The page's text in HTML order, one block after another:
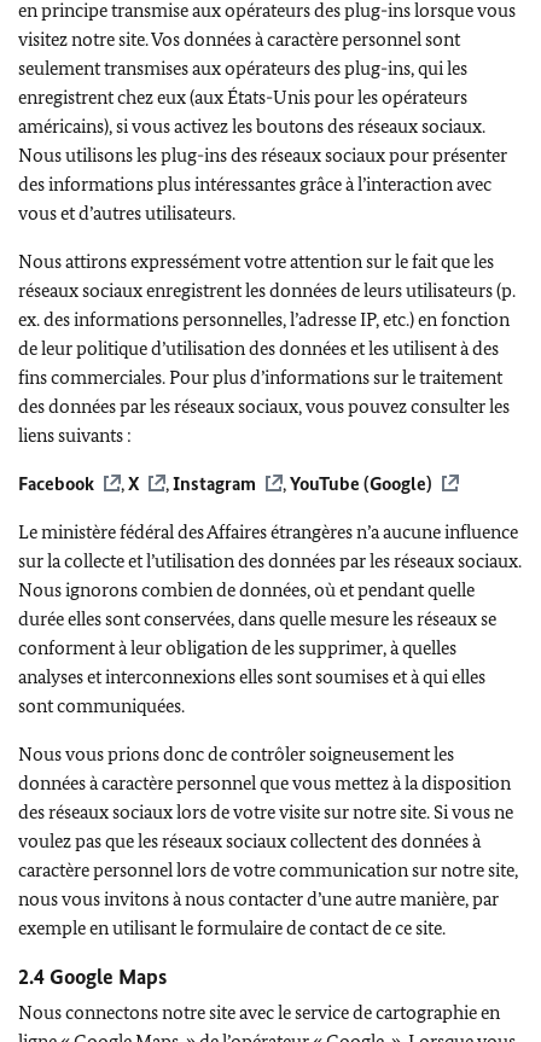
en principe transmise aux opérateurs des plug-ins lorsque vous
visitez notre site. Vos données à caractère personnel sont
seulement transmises aux opérateurs des plug-ins, qui les
enregistrent chez eux (aux États-Unis pour les opérateurs
américains), si vous activez les boutons des réseaux sociaux.
Nous utilisons les plug-ins des réseaux sociaux pour présenter
des informations plus intéressantes grâce à l’interaction avec
vous et d’autres utilisateurs.
Nous attirons expressément votre attention sur le fait que les
réseaux sociaux enregistrent les données de leurs utilisateurs (p.
ex. des informations personnelles, l’adresse IP, etc.) en fonction
de leur politique d’utilisation des données et les utilisent à des
fins commerciales. Pour plus d’informations sur le traitement
des données par les réseaux sociaux, vous pouvez consulter les
liens suivants :
Facebook ,X ,Instagram ,YouTube (Google)
Le ministère fédéral des Affaires étrangères n’a aucune influence
sur la collecte et l’utilisation des données par les réseaux sociaux.
Nous ignorons combien de données, où et pendant quelle
durée elles sont conservées, dans quelle mesure les réseaux se
conforment à leur obligation de les supprimer, à quelles
analyses et interconnexions elles sont soumises et à qui elles
sont communiquées.
Nous vous prions donc de contrôler soigneusement les
données à caractère personnel que vous mettez à la disposition
des réseaux sociaux lors de votre visite sur notre site. Si vous ne
voulez pas que les réseaux sociaux collectent des données à
caractère personnel lors de votre communication sur notre site,
nous vous invitons à nous contacter d’une autre manière, par
exemple en utilisant le formulaire de contact de ce site.
2.4Google Maps
Nous connectons notre site avec le service de cartographie en